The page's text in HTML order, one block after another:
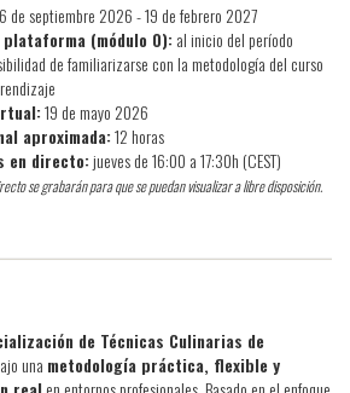
de septiembre 2026 - 19 de febrero 2027
(módulo 0): al inicio del período
de familiarizarse con la metodología del curso
19 de mayo 2026
aproximada:12 horas
en directo: jueves de 16:00 a 17:30h (CEST)
se grabarán para que se puedan visualizar a libre disposición.
de Técnicas Culinarias de
una metodología práctica, flexible y